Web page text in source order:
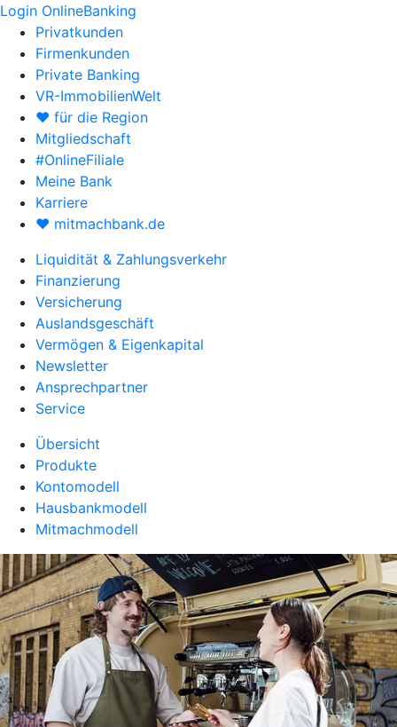
Login OnlineBanking
Privatkunden
Firmenkunden
Private Banking
VR-ImmobilienWelt
♥ für die Region
Mitgliedschaft
#OnlineFiliale
Meine Bank
Karriere
♥ mitmachbank.de
Liquidität & Zahlungsverkehr
Finanzierung
Versicherung
Auslandsgeschäft
Vermögen & Eigenkapital
Newsletter
Ansprechpartner
Service
Übersicht
Produkte
Kontomodell
Hausbankmodell
Mitmachmodell